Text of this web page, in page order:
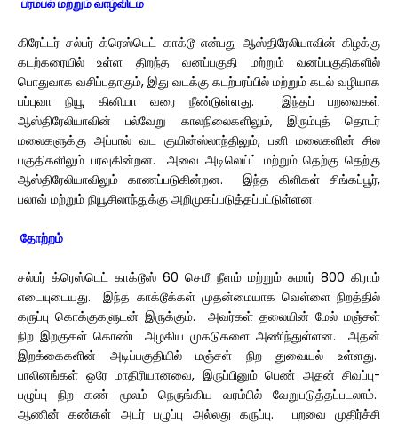
பரம்பல் மற்றும் வாழ்விடம்
கிரேட்டர் சல்பர் க்ரெஸ்டெட் காக்டூ என்பது ஆஸ்திரேலியாவின் கிழக்கு
கடற்கரையில் உள்ள திறந்த வனப்பகுதி மற்றும் வனப்பகுதிகளில்
பொதுவாக வசிப்பதாகும், இது வடக்கு கடற்பரப்பில் மற்றும் கடல் வழியாக
பப்புவா நியூ கினியா வரை நீண்டுள்ளது. இந்தப் பறவைகள்
ஆஸ்திரேலியாவின் பல்வேறு காலநிலைகளிலும், இரும்புத் தொடர்
மலைகளுக்கு அப்பால் வட குயின்ஸ்லாந்திலும், பனி மலைகளின் சில
பகுதிகளிலும் பரவுகின்றன. அவை அடிலெய்ட் மற்றும் தெற்கு தெற்கு
ஆஸ்திரேலியாவிலும் காணப்படுகின்றன. இந்த கிளிகள் சிங்கப்பூர்,
பலாவ் மற்றும் நியூசிலாந்துக்கு அறிமுகப்படுத்தப்பட்டுள்ளன.
தோற்றம்
சல்பர் க்ரெஸ்டெட் காக்டூஸ் 60 செமீ நீளம் மற்றும் சுமார் 800 கிராம்
எடையுடையது. இந்த காக்டூக்கள் முதன்மையாக வெள்ளை நிறத்தில்
கருப்பு கொக்குகளுடன் இருக்கும். அவர்கள் தலையின் மேல் மஞ்சள்
நிற இறகுகள் கொண்ட அழகிய முகடுகளை அணிந்துள்ளன. அதன்
இறக்கைகளின் அடிப்பகுதியில் மஞ்சள் நிற துவையல் உள்ளது.
பாலினங்கள் ஒரே மாதிரியானவை, இருப்பினும் பெண் அதன் சிவப்பு-
பழுப்பு நிற கண் மூலம் நெருங்கிய வரம்பில் வேறுபடுத்தப்படலாம்.
ஆணின் கண்கள் அடர் பழுப்பு அல்லது கருப்பு. பறவை முதிர்ச்சி